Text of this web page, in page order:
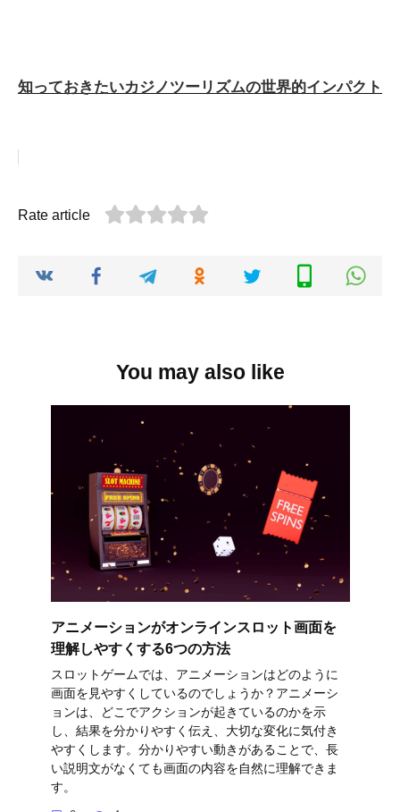
知っておきたいカジノツーリズムの世界的インパクト
Rate article
You may also like
アニメーションがオンラインスロット画面を
理解しやすくする6つの方法
スロットゲームでは、アニメーションはどのように
画面を見やすくしているのでしょうか？アニメーシ
ョンは、どこでアクションが起きているのかを示
し、結果を分かりやすく伝え、大切な変化に気付き
やすくします。分かりやすい動きがあることで、長
い説明文がなくても画面の内容を自然に理解できま
す。